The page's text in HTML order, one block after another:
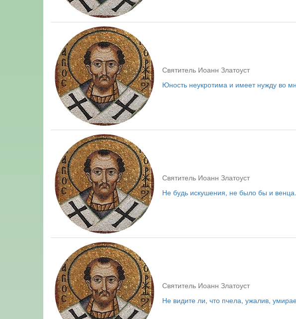
Святитель Иоанн Златоуст
Юность неукротима и имеет нужду во
Святитель Иоанн Златоуст
Не будь искушения, не было бы и
Святитель Иоанн Златоуст
Не видите ли, что пчела, ужалив,